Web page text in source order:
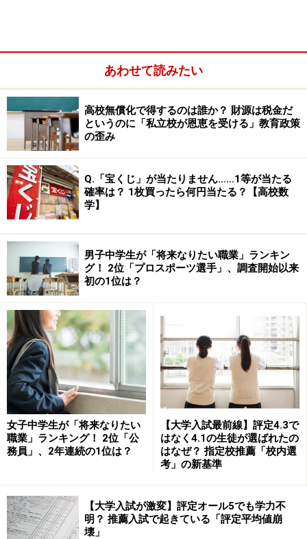
あわせて読みたい
高校無償化で得するのは誰か？ 財源は税金だ
というのに「私立校が恩恵を受ける」教育政策
の歪み
Q.「宝くじ」が当たりません……1等が当たる
確率は？ 1枚買ったら何円当たる？【高校数
学】
男子中学生が「将来なりたい職業」ランキン
グ！ 2位「プロスポーツ選手」、調査開始以来
初の1位は？
女子中学生が「将来なりたい
職業」ランキング！ 2位「公
務員」、2年連続の1位は？
【大学入試最前線】評定4.3で
はなく4.1の生徒が選ばれたの
はなぜ？ 指定校推薦「校内選
考」の新基準
【大学入試が激変】評定オール5でも学力不
明？ 推薦入試で起きている「評定平均値崩
壊」